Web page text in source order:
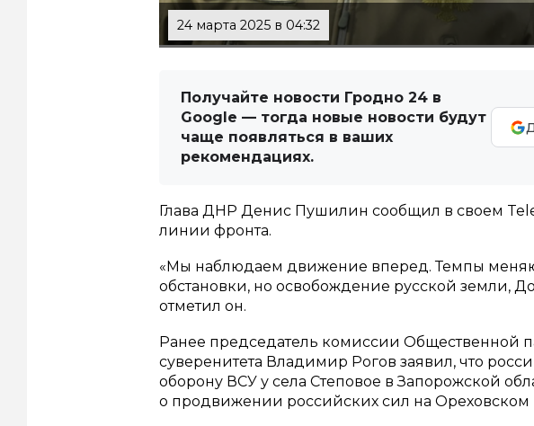
24 марта 2025 в 04:32
Получайте новости Гродно 24 в
Google — тогда новые новости будут
чаще появляться в ваших
рекомендациях.
Глава ДНР Денис Пушилин сообщил в своем
линии фронта.
«Мы наблюдаем движение вперед. Темпы
обстановки, но освобождение русской земли,
отметил он.
Ранее председатель комиссии Общественной
суверенитета Владимир Рогов заявил, что
оборону ВСУ у села Степовое в Запорожской
о продвижении российских сил на Ореховском